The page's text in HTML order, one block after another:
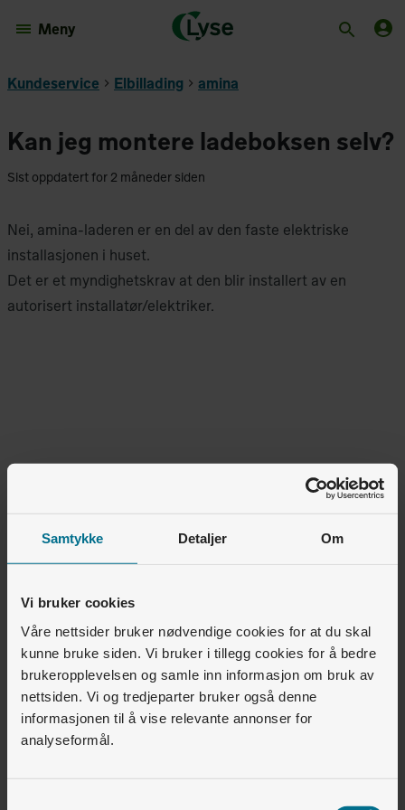
Samtykke Detaljer Om
Vi bruker cookies
Våre nettsider bruker nødvendige cookies for at du skal
kunne bruke siden. Vi bruker i tillegg cookies for å bedre
brukeropplevelsen og samle inn informasjon om bruk av
nettsiden. Vi og tredjeparter bruker også denne
informasjonen til å vise relevante annonser for
analyseformål.
Meny
Kundeservice Elbillading amina
Kan jeg montere ladeboksen selv?
Sist oppdatert for 2 måneder siden
Nei, amina-laderen er en del av den faste elektriske
installasjonen i huset.
Det er et myndighetskrav at den blir installert av en
autorisert installatør/elektriker.
Var denne artikkelen nyttig for deg?
Ja Nei
2av
Relaterte artikler
Elbillading • Installasjon
Hva inngår i standard installasjon?
Elbillading • Zaptec Go
Hva betyr de forskjellige lysene på Zaptec Go?